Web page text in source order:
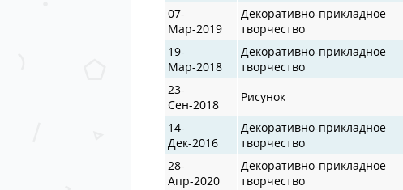
07-
Мар-2019
Декоративно-прикладное
творчество
19-
Мар-2018
Декоративно-прикладное
творчество
23-
Сен-2018
Рисунок
14-
Дек-2016
Декоративно-прикладное
творчество
28-
Апр-2020
Декоративно-прикладное
творчество